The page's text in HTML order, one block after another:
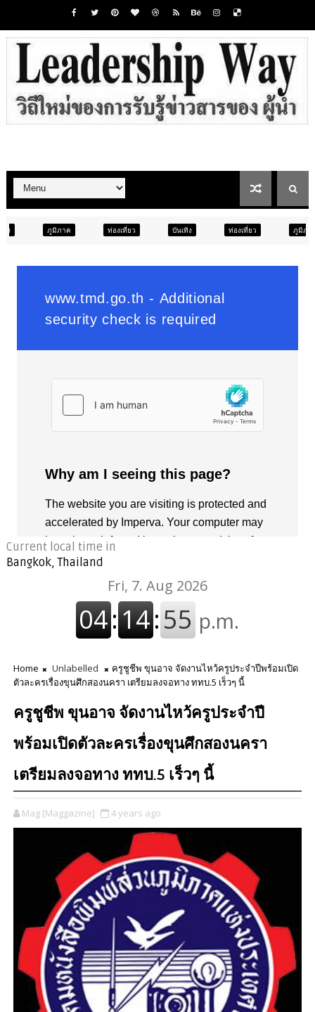
ท่องเที่ยว บันเทิง ท่องเที่ยว ภูมิภาค
Current local time in
Bangkok, Thailand
Home Unlabelled
ครูชูชีพ ขุนอาจ จัดงานไหว้ครูประจำปีพร้อมเปิด
ตัวละครเรื่องขุนศึกสองนครา เตรียมลงจอทาง ททบ.5 เร็วๆ นี้
ครูชูชีพ ขุนอาจ จัดงานไหว้ครูประจำปี
พร้อมเปิดตัวละครเรื่องขุนศึกสองนครา
เตรียมลงจอทาง ททบ.5 เร็วๆ นี้
Mag [Maggazine] 4 years ago